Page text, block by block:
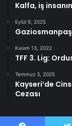
Kalfa, iş
Eylül 9, 2025
Kasım 13, 2022
TFF 3. Lig:
Temmuz 3, 2025
Kayseri’de
Cezası